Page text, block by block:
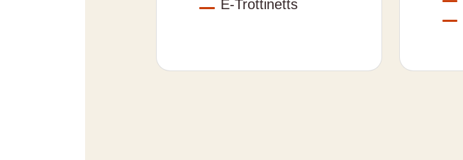
E-Trottinetts